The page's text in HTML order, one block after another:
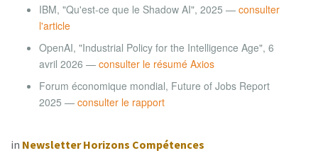
IBM, "Qu'est-ce que le Shadow AI", 2025 — consulter
l'article
OpenAI, "Industrial Policy for the Intelligence Age", 6
avril 2026 — consulter le résumé Axios
Forum économique mondial, Future of Jobs Report
2025 — consulter le rapport
in Newsletter Horizons Compétences